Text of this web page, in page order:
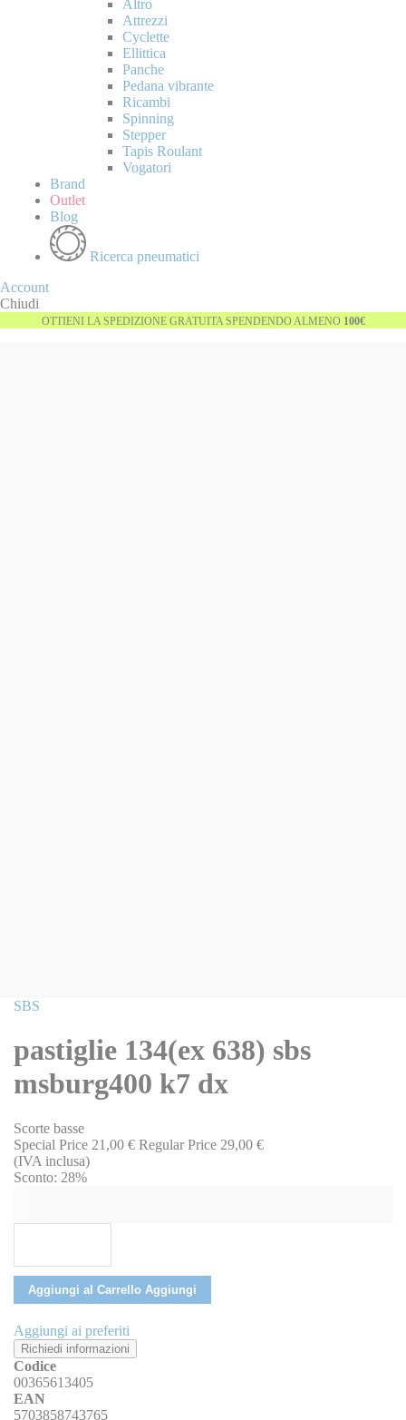
Altro
Attrezzi
Cyclette
Ellittica
Panche
Pedana vibrante
Ricambi
Spinning
Stepper
Tapis Roulant
Vogatori
Brand
Outlet
Blog
Ricerca pneumatici
Account
Chiudi
OTTIENI LA SPEDIZIONE GRATUITA SPENDENDO ALMENO 100€
Vai
galleria
di
immagini
SBS
pastiglie 134(ex 638) sbs
msburg400 k7 dx
Scorte basse
Special Price 21,00 € Regular Price 29,00 €
(IVA inclusa)
Sconto: 28%
Aggiungi al Carrello Aggiungi
Aggiungi ai preferiti
Richiedi informazioni
Codice
00365613405
EAN
5703858743765